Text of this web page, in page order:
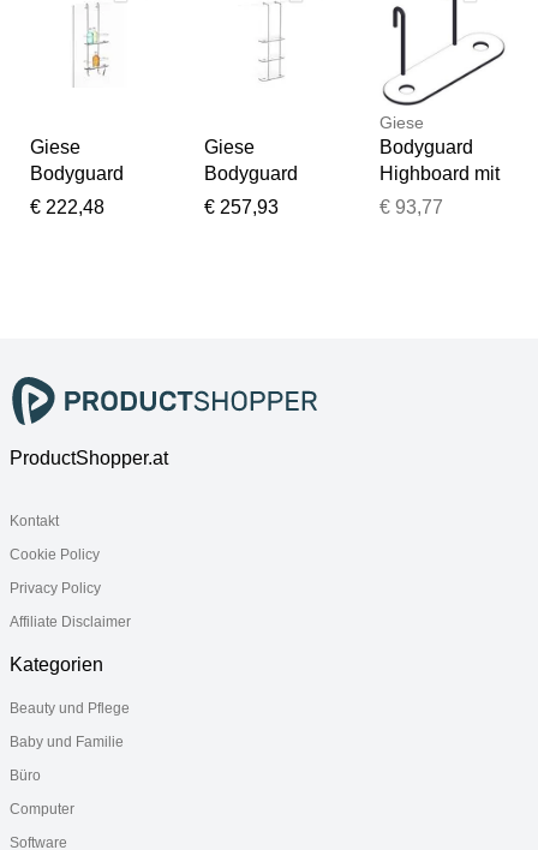
Rasierer
Rasierer
Halter für
Rasierer
Giese
Bodyguard
Duschkorb
€ 222,48
Giese
Bodyguard
Duschkorb
€ 257,93
Giese
Bodyguard
Highboard mit
Halter für
€ 93,77
ProductShopper.at
Kontakt
Cookie Policy
Privacy Policy
Affiliate Disclaimer
Kategorien
Beauty und Pflege
Baby und Familie
Büro
Computer
Software